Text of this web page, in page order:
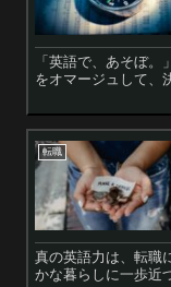
「英語で、あそぼ。
をオマージュして、
転職
真の英語力は、転職
かな暮らしに一歩近